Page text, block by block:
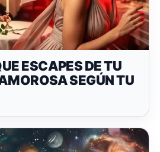
ESCAPES DE TU
SEGÚN TU